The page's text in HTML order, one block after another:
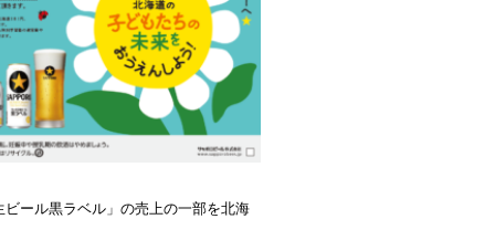
ール黒ラベル」の売上の一部を北海